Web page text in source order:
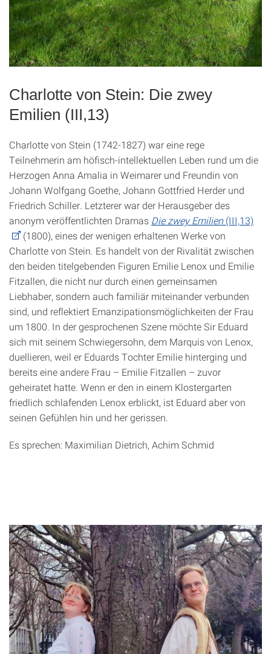
Charlotte von Stein: Die zwey
Emilien (III,13)
Charlotte von Stein (1742-1827) war eine rege
Teilnehmerin am höfisch-intellektuellen Leben rund um die
Herzogen Anna Amalia in Weimarer und Freundin von
Johann Wolfgang Goethe, Johann Gottfried Herder und
Friedrich Schiller. Letzterer war der Herausgeber des
anonym veröffentlichten Dramas Die zwey Emilien(III,13)
(1800), eines der wenigen erhaltenen Werke von
Charlotte von Stein. Es handelt von der Rivalität zwischen
den beiden titelgebenden Figuren Emilie Lenox und Emilie
Fitzallen, die nicht nur durch einen gemeinsamen
Liebhaber, sondern auch familiär miteinander verbunden
sind, und reflektiert Emanzipationsmöglichkeiten der Frau
um 1800. In der gesprochenen Szene möchte Sir Eduard
sich mit seinem Schwiegersohn, dem Marquis von Lenox,
duellieren, weil er Eduards Tochter Emilie hinterging und
bereits eine andere Frau – Emilie Fitzallen – zuvor
geheiratet hatte. Wenn er den in einem Klostergarten
friedlich schlafenden Lenox erblickt, ist Eduard aber von
seinen Gefühlen hin und her gerissen.
Es sprechen: Maximilian Dietrich, Achim Schmid